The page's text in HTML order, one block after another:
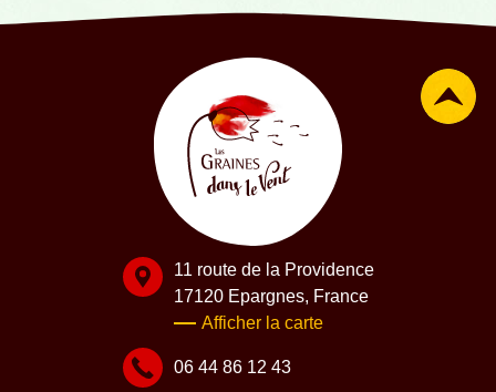
11 route de la Providence
17120 Epargnes, France
Afficher la carte
06 44 86 12 43